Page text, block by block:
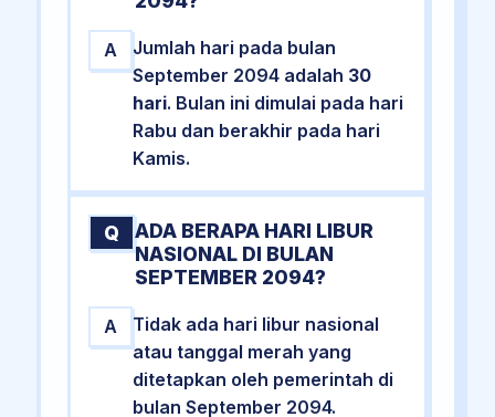
A
Jumlah hari pada bulan
September 2094 adalah 30
hari. Bulan ini dimulai pada hari
Rabu dan berakhir pada hari
Kamis.
Q
ADA BERAPA HARI LIBUR
NASIONAL DI BULAN
SEPTEMBER 2094?
A
Tidak ada hari libur nasional
atau tanggal merah yang
ditetapkan oleh pemerintah di
bulan September 2094.